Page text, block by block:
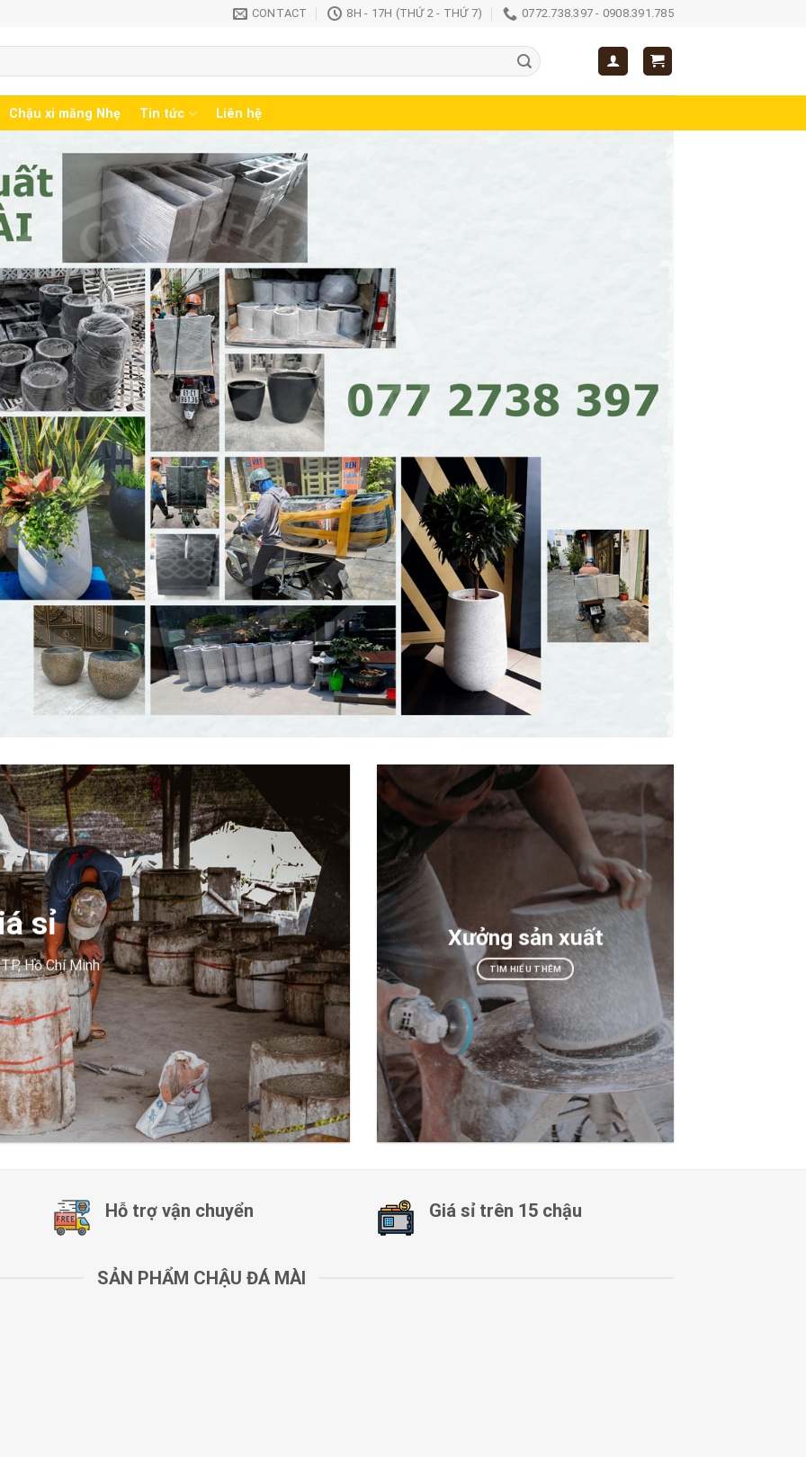
CONTACT 8H - 17H (THỨ 2 - THỨ 7) 0772.738.397 - 0908.391.785
Chậu xi măng Nhẹ Tin tức Liên hệ
sỉ
Hồ Chí Minh
Xưởng sản xuất
TÌM HIỂU THÊM
Hỗ trợ vận chuyển Giá sỉ trên 15 chậu
SẢN PHẨM CHẬU ĐÁ MÀI